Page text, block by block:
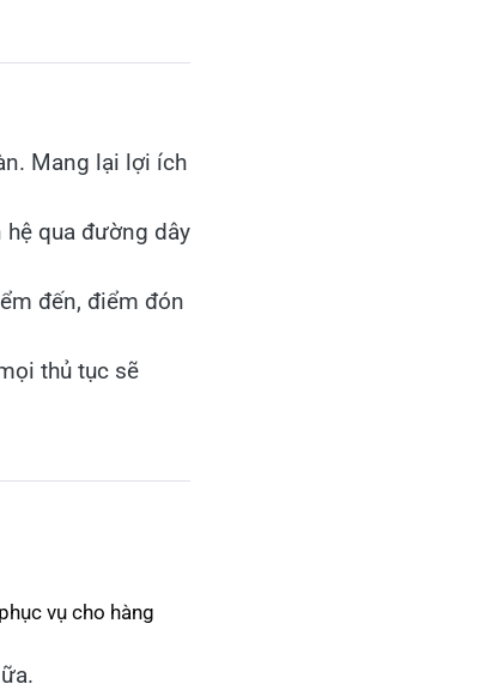
Mang lại lợi ích
qua đường dây
đến, điểm đón
thủ tục sẽ
vụ cho hàng